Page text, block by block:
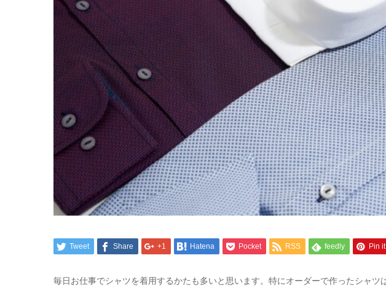
Tweet Share +1 Hatena Pocket RSS feedly Pin it
毎日お仕事でシャツを着用するかたも多いと思います。特にオーダーで作ったシャツ